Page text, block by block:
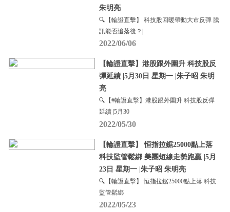
朱明亮
🔍【輪證直擊】 科技股回暖帶動大市反彈 騰
訊能否追落後？|
2022/06/06
【輪證直擊】港股跟外圍升 科技股反
彈延續 |5月30日 星期一 |朱子昭 朱明
亮
🔍【#輪證直擊】港股跟外圍升 科技股反彈
延續 |5月30
2022/05/30
【輪證直擊】 恒指拉鋸25000點上落
科技監管鬆綁 美團短線走勢跑贏 |5月
23日 星期一 |朱子昭 朱明亮
🔍【輪證直擊】 恒指拉鋸25000點上落 科技
監管鬆綁
2022/05/23